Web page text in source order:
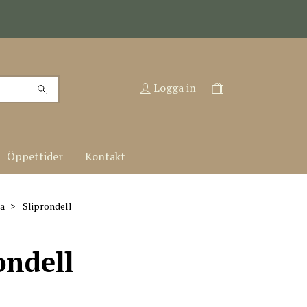
Logga in
Öppettider Kontakt
Sliprondell